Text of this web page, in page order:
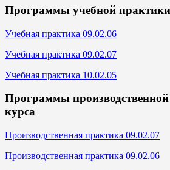
Программы учебной практики
Учебная практика 09.02.06
Учебная практика 09.02.07
Учебная практика 10.02.05
Программы
курса
Производственная практика 09.02.07
Производственная практика 09.02.06